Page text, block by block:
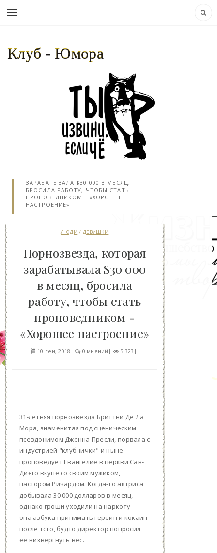
Клуб - Юмора
ЗАРАБАТЫВАЛА $30 000 В МЕСЯЦ,
БРОСИЛА РАБОТУ, ЧТОБЫ СТАТЬ
ПРОПОВЕДНИКОМ - «ХОРОШЕЕ
НАСТРОЕНИЕ»
ЛЮДИ / ДЕВУШКИ
Порнозвезда, которая
зарабатывала $30 000
в месяц, бросила
работу, чтобы стать
проповедником -
«Хорошее настроение»
10-сен, 2018 0 мнений 5 323
31-летняя порнозвезда Бриттни Де Ла
Мора, знаменитая под сценическим
псевдонимом Дженна Пресли, порвала с
индустрией "клубнички" и ныне
проповедует Евангелие в церкви Сан-
Диего вкупе со своим мужиком,
пастором Ричардом. Когда-то актриса
добывала 30 000 долларов в месяц,
однако гроши уходили на наркоту —
она азбука принимать героин и кокаин
после того, будто директор попросил
ее низвергнуть вес.